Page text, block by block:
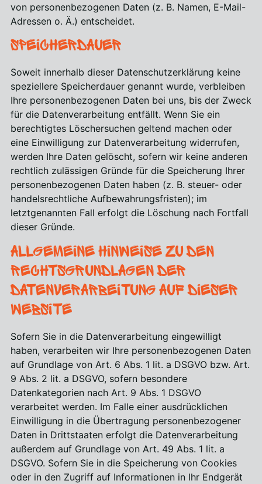
von personenbezogenen Daten (z. B. Namen, E-Mail-
Adressen o. Ä.) entscheidet.
Speicherdauer
Soweit innerhalb dieser Datenschutzerklärung keine
speziellere Speicherdauer genannt wurde, verbleiben
Ihre personenbezogenen Daten bei uns, bis der Zweck
für die Datenverarbeitung entfällt. Wenn Sie ein
berechtigtes Löschersuchen geltend machen oder
eine Einwilligung zur Datenverarbeitung widerrufen,
werden Ihre Daten gelöscht, sofern wir keine anderen
rechtlich zulässigen Gründe für die Speicherung Ihrer
personenbezogenen Daten haben (z. B. steuer- oder
handelsrechtliche Aufbewahrungsfristen); im
letztgenannten Fall erfolgt die Löschung nach Fortfall
dieser Gründe.
Allgemeine Hinweise zu den
Rechtsgrundlagen der
Datenverarbeitung auf dieser
Website
Sofern Sie in die Datenverarbeitung eingewilligt
haben, verarbeiten wir Ihre personenbezogenen Daten
auf Grundlage von Art. 6 Abs. 1 lit. a DSGVO bzw. Art.
9 Abs. 2 lit. a DSGVO, sofern besondere
Datenkategorien nach Art. 9 Abs. 1 DSGVO
verarbeitet werden. Im Falle einer ausdrücklichen
Einwilligung in die Übertragung personenbezogener
Daten in Drittstaaten erfolgt die Datenverarbeitung
außerdem auf Grundlage von Art. 49 Abs. 1 lit. a
DSGVO. Sofern Sie in die Speicherung von Cookies
oder in den Zugriff auf Informationen in Ihr Endgerät